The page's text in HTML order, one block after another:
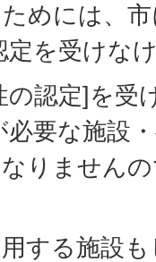
めには、
定を受けな
認定]を受
要な施設
りません
する施設